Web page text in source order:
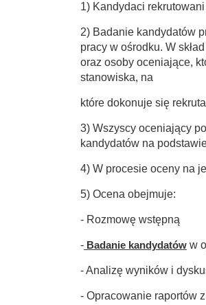
1) Kandydaci
2) Badanie kandydatów
pracy w ośrodku. W
oraz osoby oceniające,
stanowiska, na
które dokonuje się
3) Wszyscy oceniający
kandydatów na
4) W procesie oceny na
5) Ocena obejmuje:
- Rozmowę wstępną
- Badanie kandydatów w
- Analizę wyników i
- Opracowanie raportów